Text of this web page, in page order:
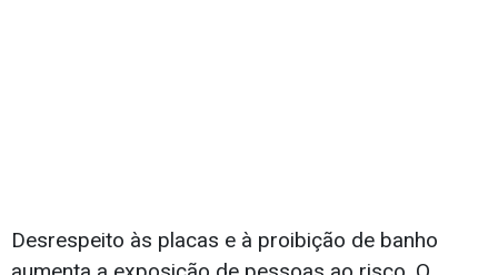
Desrespeito às placas e à proibição de banho